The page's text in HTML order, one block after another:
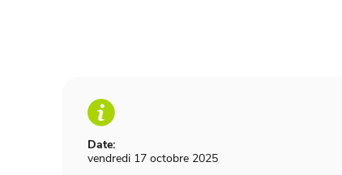
Date:
vendredi 17 octobre 2025